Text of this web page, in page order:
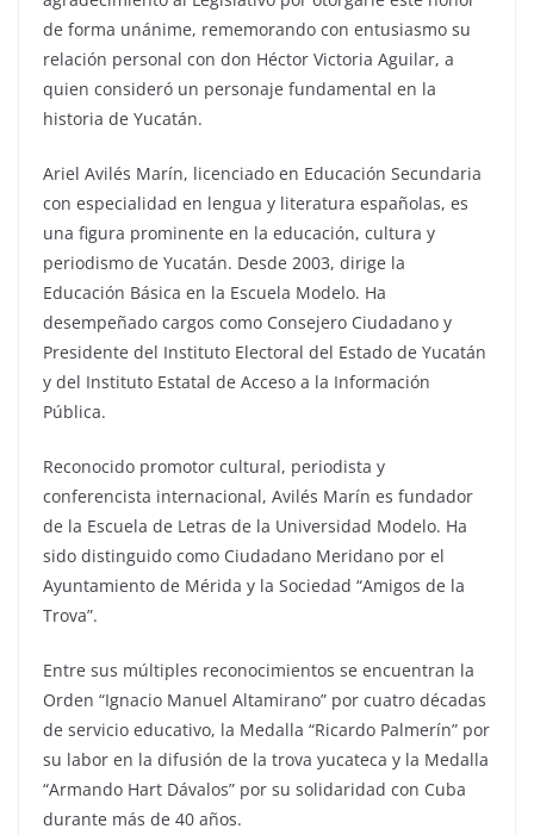
de forma unánime, rememorando con entusiasmo su
relación personal con don Héctor Victoria Aguilar, a
quien consideró un personaje fundamental en la
historia de Yucatán.
Ariel Avilés Marín, licenciado en Educación Secundaria
con especialidad en lengua y literatura españolas, es
una figura prominente en la educación, cultura y
periodismo de Yucatán. Desde 2003, dirige la
Educación Básica en la Escuela Modelo. Ha
desempeñado cargos como Consejero Ciudadano y
Presidente del Instituto Electoral del Estado de Yucatán
y del Instituto Estatal de Acceso a la Información
Pública.
Reconocido promotor cultural, periodista y
conferencista internacional, Avilés Marín es fundador
de la Escuela de Letras de la Universidad Modelo. Ha
sido distinguido como Ciudadano Meridano por el
Ayuntamiento de Mérida y la Sociedad “Amigos de la
Trova”.
Entre sus múltiples reconocimientos se encuentran la
Orden “Ignacio Manuel Altamirano” por cuatro décadas
de servicio educativo, la Medalla “Ricardo Palmerín” por
su labor en la difusión de la trova yucateca y la Medalla
“Armando Hart Dávalos” por su solidaridad con Cuba
durante más de 40 años.